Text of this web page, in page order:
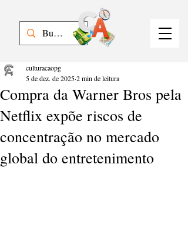
Compra da Warner Bros pela
Netflix expõe riscos de
concentração no mercado
global do entretenimento
culturacaopg
5 de dez. de 20252 min de leitura